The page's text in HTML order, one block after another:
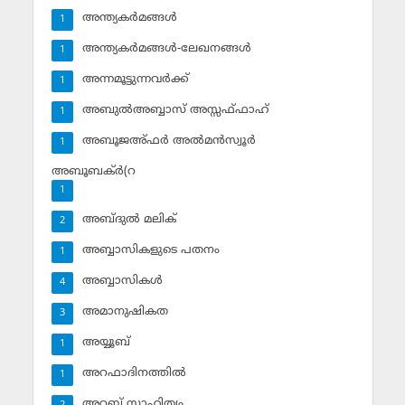
അന്ത്യകര്‍മങ്ങള്‍
1
അന്ത്യകര്‍മങ്ങള്‍-ലേഖനങ്ങള്‍
1
അന്നമൂട്ടുന്നവര്‍ക്ക്
1
അബുല്‍അബ്ബാസ് അസ്സഫ്ഫാഹ്‌
1
അബൂജഅ്ഫര്‍ അല്‍മന്‍സ്വൂര്‍
1
അബൂബക്ര്‍(റ
1
അബ്ദുല്‍ മലിക്‌
2
അബ്ബാസികളുടെ പതനം
1
അബ്ബാസികള്‍
4
അമാനുഷികത
3
അയ്യൂബ്‌
1
അറഫാദിനത്തില്‍
1